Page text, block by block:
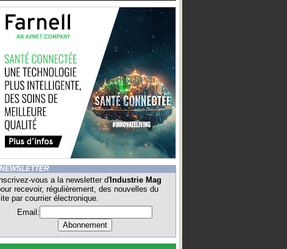
NEWSLETTER
vous a la newsletter d' Industrie Mag
recevoir, régulièrement, des nouvelles du
par courrier électronique.
Email: